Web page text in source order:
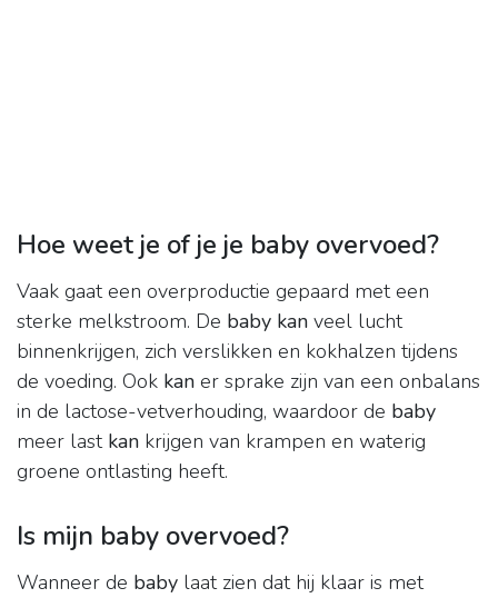
Hoe weet je of je je baby overvoed?
Vaak gaat een overproductie gepaard met een
sterke melkstroom. De baby kan veel lucht
binnenkrijgen, zich verslikken en kokhalzen tijdens
de voeding. Ook kan er sprake zijn van een onbalans
in de lactose-vetverhouding, waardoor de baby
meer last kan krijgen van krampen en waterig
groene ontlasting heeft.
Is mijn baby overvoed?
Wanneer de baby laat zien dat hij klaar is met